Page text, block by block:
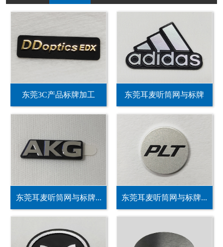
东莞3C产品标牌加工 东莞耳麦听筒网与标牌
东莞耳麦听筒网与标牌... 东莞耳麦听筒网与标牌...